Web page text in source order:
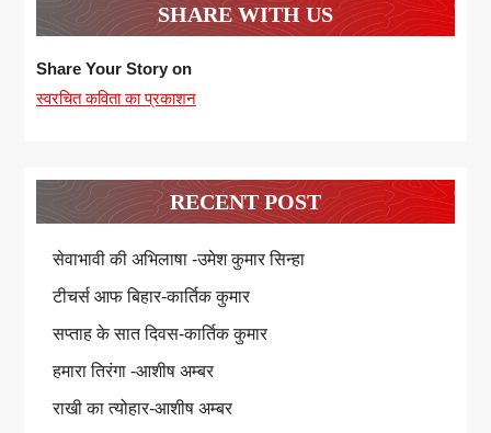
SHARE WITH US
Share Your Story on
स्वरचित कविता का प्रकाशन
RECENT POST
सेवाभावी की अभिलाषा -उमेश कुमार सिन्हा
टीचर्स आफ बिहार-कार्तिक कुमार
सप्ताह के सात दिवस-कार्तिक कुमार
हमारा तिरंगा -आशीष अम्बर
राखी का त्योहार-आशीष अम्बर